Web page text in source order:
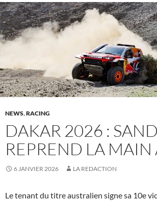
NEWS,RACING
DAKAR 2026 :
REPREND LA MAIN
6 JANVIER 2026 LA REDACTION
Le tenant du titre australien signe sa 10e